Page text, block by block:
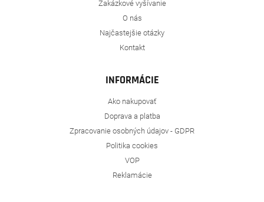
Zakázkové vyšívanie
O nás
Najčastejšie otázky
Kontakt
INFORMÁCIE
Ako nakupovať
Doprava a platba
Zpracovanie osobných údajov - GDPR
Politika cookies
VOP
Reklamácie